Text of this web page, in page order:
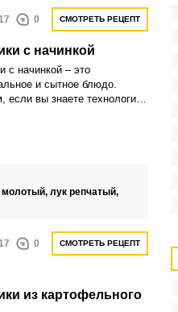
0 СМОТРЕТЬ РЕЦЕПТ
с начинкой
с начинкой – это
и сытное блюдо.
если вы знаете технологию
молотый, лук репчатый,
0 СМОТРЕТЬ РЕЦЕПТ
из картофельного